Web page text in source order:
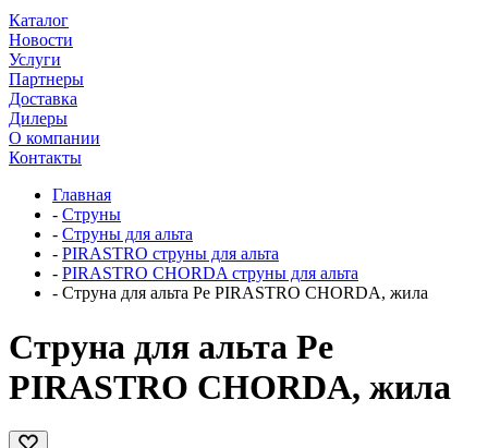
Каталог
Новости
Услуги
Партнеры
Доставка
Дилеры
О компании
Контакты
Главная
- Струны
- Струны для альта
- PIRASTRO струны для альта
- PIRASTRO CHORDA струны для альта
- Cтруна для альта Ре PIRASTRO CHORDA, жила
Cтруна для альта Ре
PIRASTRO CHORDA, жила